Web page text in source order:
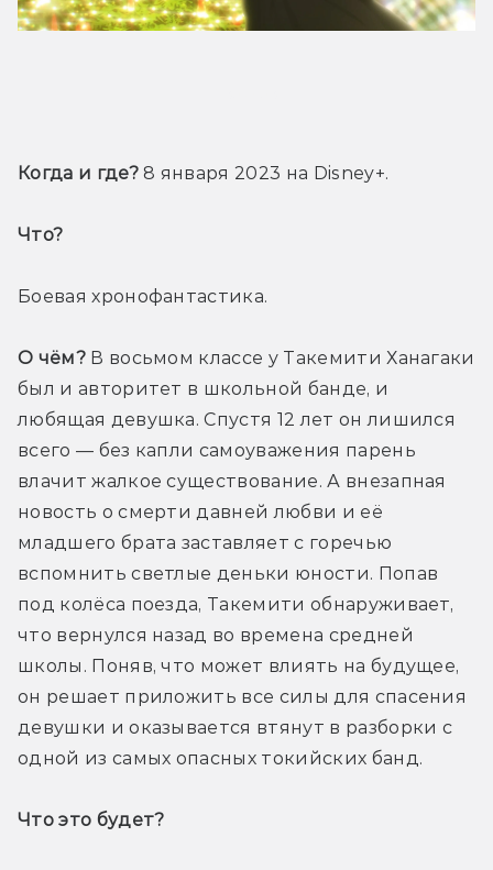
Когда и где? 8 января 2023 на Disney+.
Что?
Боевая хронофантастика.
О чём? В восьмом классе у Такемити Ханагаки
был и авторитет в школьной банде, и
любящая девушка. Спустя 12 лет он лишился
всего — без капли самоуважения парень
влачит жалкое существование. А внезапная
новость о смерти давней любви и её
младшего брата заставляет с горечью
вспомнить светлые деньки юности. Попав
под колёса поезда, Такемити обнаруживает,
что вернулся назад во времена средней
школы. Поняв, что может влиять на будущее,
он решает приложить все силы для спасения
девушки и оказывается втянут в разборки с
одной из самых опасных токийских банд.
Что это будет?